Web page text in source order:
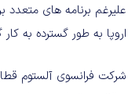
علیرغم برنامه های
اروپا به طور گسترده به
شرکت فرانسوی آلستوم